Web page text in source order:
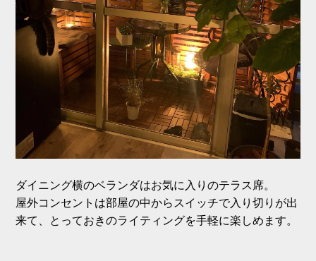
ダイニング横のベランダはお気に入りのテラス席。
屋外コンセントは部屋の中からスイッチで入り切りが出
来て、とっておきのライティングを手軽に楽しめます。